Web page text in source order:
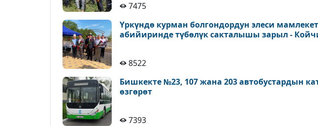
7475
Үркүндө курман болгондордун элеси
абийиринде түбөлүк сакталышы зарыл -
8522
Бишкекте №23, 107 жана 203 автобустардын
өзгөрөт
7393